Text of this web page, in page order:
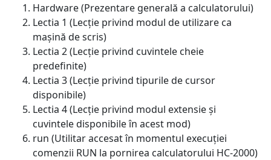
Hardware (Prezentare generală a calculatorului)
Lectia 1 (Lecție privind modul de utilizare ca
mașină de scris)
Lectia 2 (Lecție privind cuvintele cheie
predefinite)
Lectia 3 (Lecție privind tipurile de cursor
disponibile)
Lectia 4 (Lecție privind modul extensie și
cuvintele disponibile în acest mod)
run (Utilitar accesat în momentul execuției
comenzii RUN la pornirea calculatorului HC-2000)